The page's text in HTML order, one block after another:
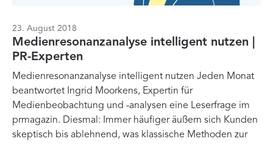
23. August 2018
Medienresonanzanalyse intelligent nutzen |
PR-Experten
Medienresonanzanalyse intelligent nutzen Jeden Monat
beantwortet Ingrid Moorkens, Expertin für
Medienbeobachtung und -analysen eine Leserfrage im
prmagazin. Diesmal: Immer häufiger äußern sich Kunden
skeptisch bis ablehnend, was klassische Methoden zur